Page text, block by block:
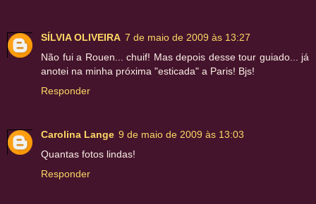
SÍLVIA OLIVEIRA 7 de maio de 2009 às 13:27
Não fui a Rouen... chuif! Mas depois desse tour guiado... já
anotei na minha próxima "esticada" a Paris! Bjs!
Responder
Carolina Lange 9 de maio de 2009 às 13:03
Quantas fotos lindas!
Responder